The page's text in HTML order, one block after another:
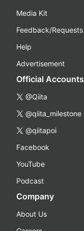
Media Kit
Feedback/Requests
Help
Advertisement
Official Accounts
@Qiita
@qiita_milestone
@qiitapoi
Facebook
YouTube
Podcast
Company
About Us